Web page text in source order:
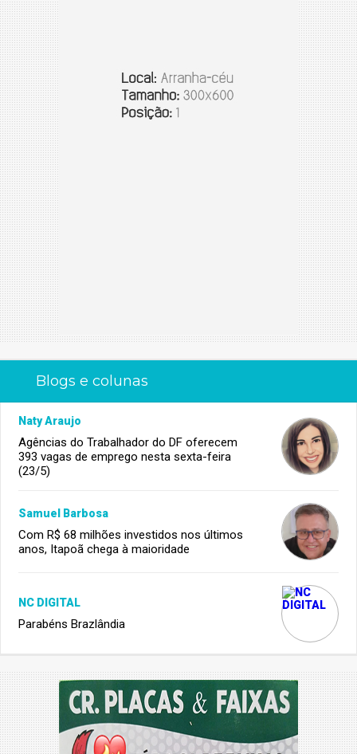
Blogs e colunas
Naty Araujo
Agências do Trabalhador do DF oferecem
393 vagas de emprego nesta sexta-feira
(23/5)
Samuel Barbosa
Com R$ 68 milhões investidos nos últimos
anos, Itapoã chega à maioridade
NC DIGITAL
Parabéns Brazlândia